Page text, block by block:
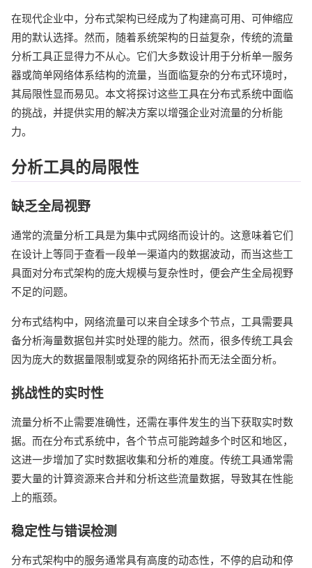
在现代企业中，分布式架构已经成为了构建高可用、可伸缩应
用的默认选择。然而，随着系统架构的日益复杂，传统的流量
分析工具正显得力不从心。它们大多数设计用于分析单一服务
器或简单网络体系结构的流量，当面临复杂的分布式环境时，
其局限性显而易见。本文将探讨这些工具在分布式系统中面临
的挑战，并提供实用的解决方案以增强企业对流量的分析能
力。
分析工具的局限性
缺乏全局视野
通常的流量分析工具是为集中式网络而设计的。这意味着它们
在设计上等同于查看一段单一渠道内的数据波动，而当这些工
具面对分布式架构的庞大规模与复杂性时，便会产生全局视野
不足的问题。
分布式结构中，网络流量可以来自全球多个节点，工具需要具
备分析海量数据包并实时处理的能力。然而，很多传统工具会
因为庞大的数据量限制或复杂的网络拓扑而无法全面分析。
挑战性的实时性
流量分析不止需要准确性，还需在事件发生的当下获取实时数
据。而在分布式系统中，各个节点可能跨越多个时区和地区，
这进一步增加了实时数据收集和分析的难度。传统工具通常需
要大量的计算资源来合并和分析这些流量数据，导致其在性能
上的瓶颈。
稳定性与错误检测
分布式架构中的服务通常具有高度的动态性，不停的启动和停